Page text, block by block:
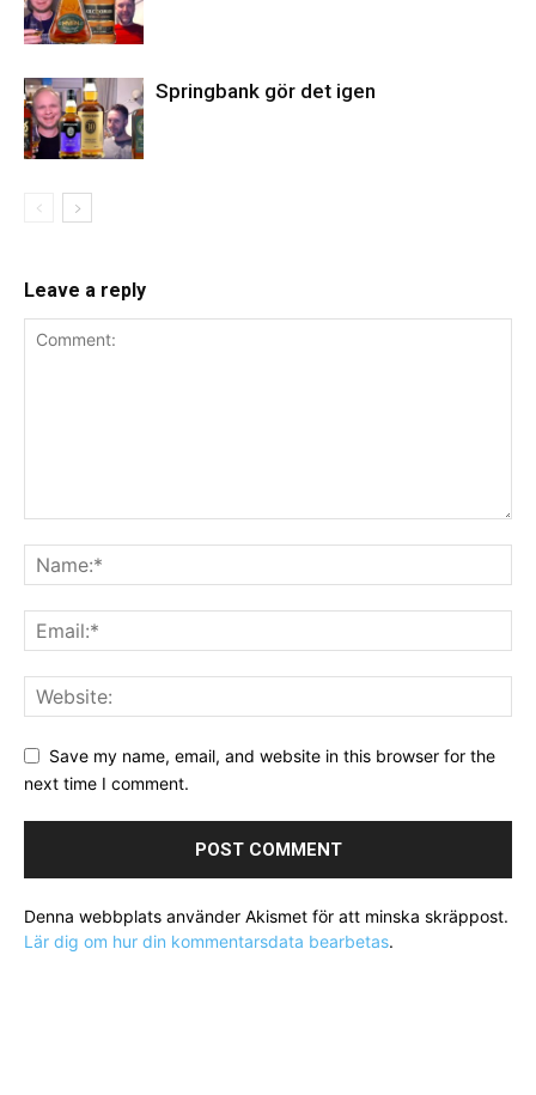
Springbank gör det igen
Leave a reply
Save my name, email, and website in this browser for the
next time I comment.
Denna webbplats använder Akismet för att minska skräppost.
Lär dig om hur din kommentarsdata bearbetas.